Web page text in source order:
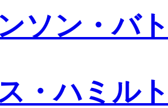
ソン・バ
・ハミル